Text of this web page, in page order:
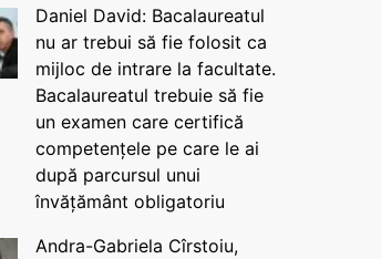
Daniel David: Bacalaureatul
nu ar trebui să fie folosit ca
mijloc de intrare la facultate.
Bacalaureatul trebuie să fie
un examen care certifică
competențele pe care le ai
după parcursul unui
învățământ obligatoriu
Andra-Gabriela Cîrstoiu,